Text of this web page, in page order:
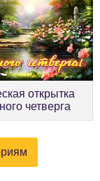
открытка
четверга